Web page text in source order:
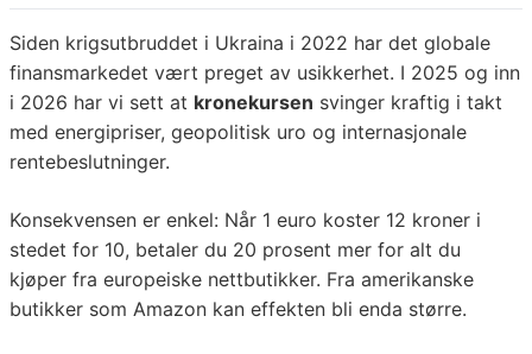
Siden krigsutbruddet i Ukraina i 2022 har det globale
finansmarkedet vært preget av usikkerhet. I 2025 og inn
i 2026 har vi sett at kronekursen svinger kraftig i takt
med energipriser, geopolitisk uro og internasjonale
rentebeslutninger.
Konsekvensen er enkel: Når 1 euro koster 12 kroner i
stedet for 10, betaler du 20 prosent mer for alt du
kjøper fra europeiske nettbutikker. Fra amerikanske
butikker som Amazon kan effekten bli enda større.